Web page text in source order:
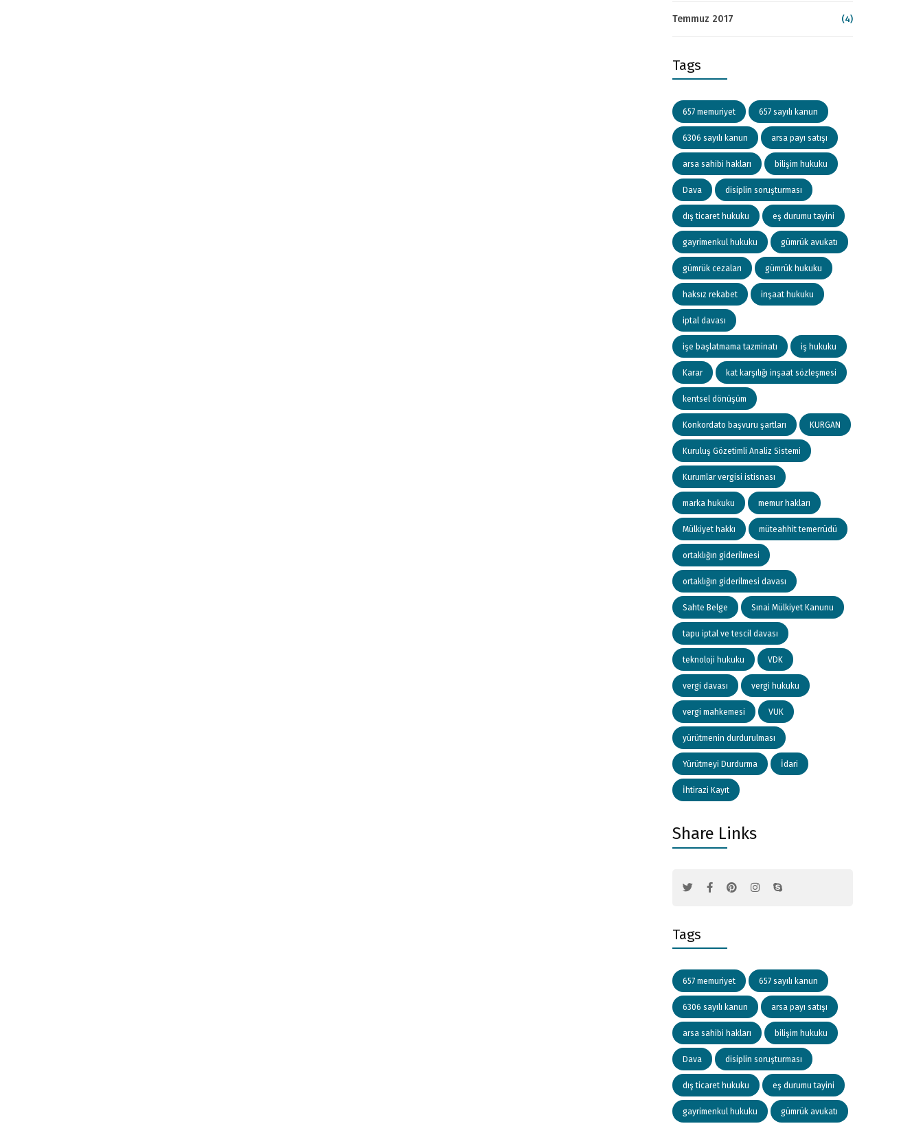
Temmuz 2017 (4)
Tags
657 memuriyet 657 sayılı kanun
6306 sayılı kanun arsa payı satışı
arsa sahibi hakları bilişim hukuku
Dava disiplin soruşturması
dış ticaret hukuku eş durumu tayini
gayrimenkul hukuku gümrük avukatı
gümrük cezaları gümrük hukuku
haksız rekabet inşaat hukuku
iptal davası
işe başlatmama tazminatı iş hukuku
Karar kat karşılığı inşaat sözleşmesi
kentsel dönüşüm
Konkordato başvuru şartları KURGAN
Kuruluş Gözetimli Analiz Sistemi
Kurumlar vergisi istisnası
marka hukuku memur hakları
Mülkiyet hakkı müteahhit temerrüdü
ortaklığın giderilmesi
ortaklığın giderilmesi davası
Sahte Belge Sınai Mülkiyet Kanunu
tapu iptal ve tescil davası
teknoloji hukuku VDK
vergi davası vergi hukuku
vergi mahkemesi VUK
yürütmenin durdurulması
Yürütmeyi Durdurma İdari
İhtirazi Kayıt
Share Links
Tags
657 memuriyet 657 sayılı kanun
6306 sayılı kanun arsa payı satışı
arsa sahibi hakları bilişim hukuku
Dava disiplin soruşturması
dış ticaret hukuku eş durumu tayini
gayrimenkul hukuku gümrük avukatı